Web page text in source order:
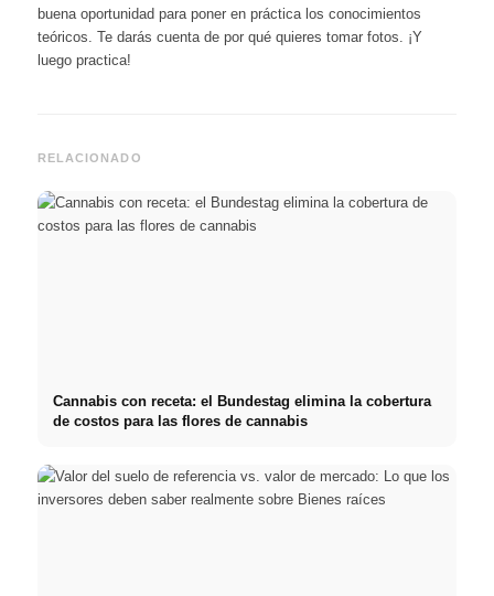
buena oportunidad para poner en práctica los conocimientos
teóricos. Te darás cuenta de por qué quieres tomar fotos. ¡Y
luego practica!
RELACIONADO
Cannabis con receta: el Bundestag elimina la cobertura
de costos para las flores de cannabis